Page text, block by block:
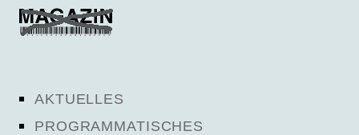
AKTUELLES
PROGRAMMATISCHES